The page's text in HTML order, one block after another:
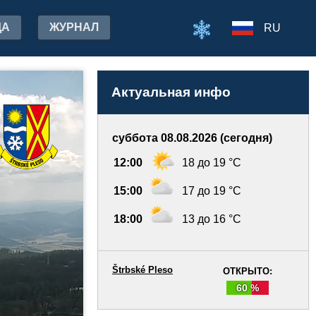
ЖУРНАЛ RU
Актуальная инфо
суббота 08.08.2026 (сегодня)
12:00 18 до 19 °C
15:00 17 до 19 °C
18:00 13 до 16 °C
ОТКРЫТО:
60 %
Štrbské Pleso